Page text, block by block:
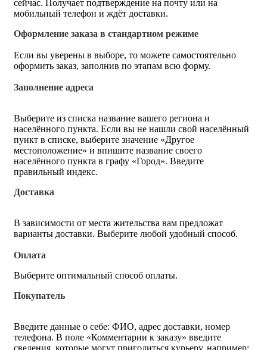
сейчас. Получает подтверждение на почту или на
мобильный телефон и ждёт доставки.
Оформление заказа в стандартном режиме
Если вы уверены в выборе, то можете самостоятельно
оформить заказ, заполнив по этапам всю форму.
Заполнение адреса
Выберите из списка название вашего региона и
населённого пункта. Если вы не нашли свой населённый
пункт в списке, выберите значение «Другое
местоположение» и впишите название своего
населённого пункта в графу «Город». Введите
правильный индекс.
Доставка
В зависимости от места жительства вам предложат
варианты доставки. Выберите любой удобный способ.
Оплата
Выберите оптимальный способ оплаты.
Покупатель
Введите данные о себе: ФИО, адрес доставки, номер
телефона. В поле «Комментарии к заказу» введите
сведения, которые могут пригодиться курьеру, например: